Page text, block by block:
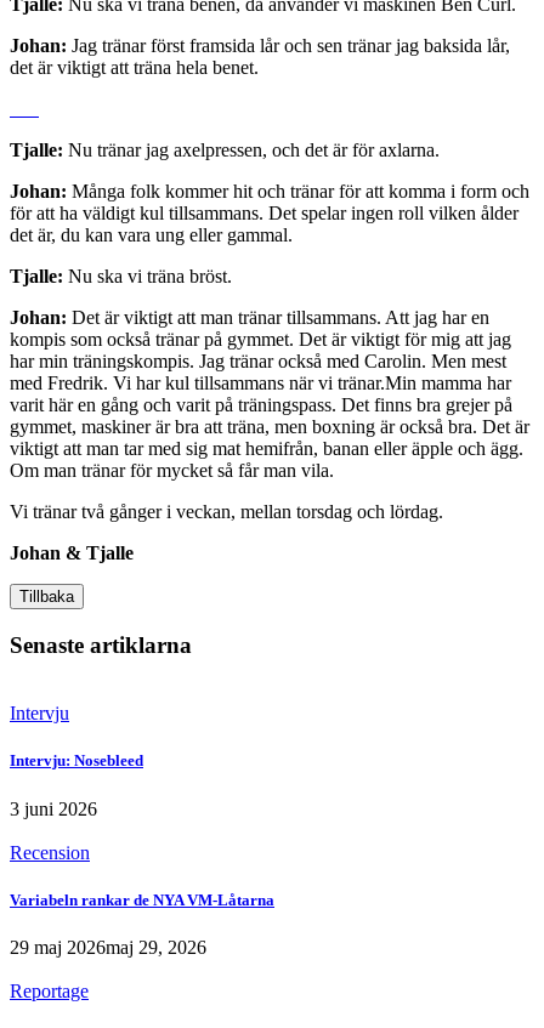
Johan: Jag tränar först framsida lår och sen tränar jag baksida lår,
det är viktigt att träna hela benet.
Tjalle: Nu tränar jag axelpressen, och det är för axlarna.
Johan: Många folk kommer hit och tränar för att komma i form och
för att ha väldigt kul tillsammans. Det spelar ingen roll vilken ålder
det är, du kan vara ung eller gammal.
Tjalle: Nu ska vi träna bröst.
Johan: Det är viktigt att man tränar tillsammans. Att jag har en
kompis som också tränar på gymmet. Det är viktigt för mig att jag
har min träningskompis. Jag tränar också med Carolin. Men mest
med Fredrik. Vi har kul tillsammans när vi tränar.Min mamma har
varit här en gång och varit på träningspass. Det finns bra grejer på
gymmet, maskiner är bra att träna, men boxning är också bra. Det är
viktigt att man tar med sig mat hemifrån, banan eller äpple och ägg.
Om man tränar för mycket så får man vila.
Vi tränar två gånger i veckan, mellan torsdag och lördag.
Johan & Tjalle
Tillbaka
Senaste artiklarna
Intervju
Intervju: Nosebleed
3 juni 2026
Recension
Variabeln rankar de NYA VM-Låtarna
29 maj 2026maj 29, 2026
Reportage